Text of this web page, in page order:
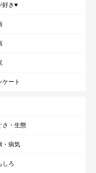
好き♥
ケート
さ・生態
・病気
しろ